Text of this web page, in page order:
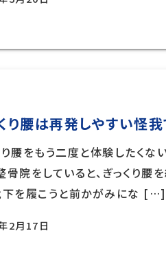
り腰は再発しやすい怪
り腰をもう二度と体験したく
骨院をしていると、ぎっくり腰
下を履こうと前かがみにな […]
2月17日